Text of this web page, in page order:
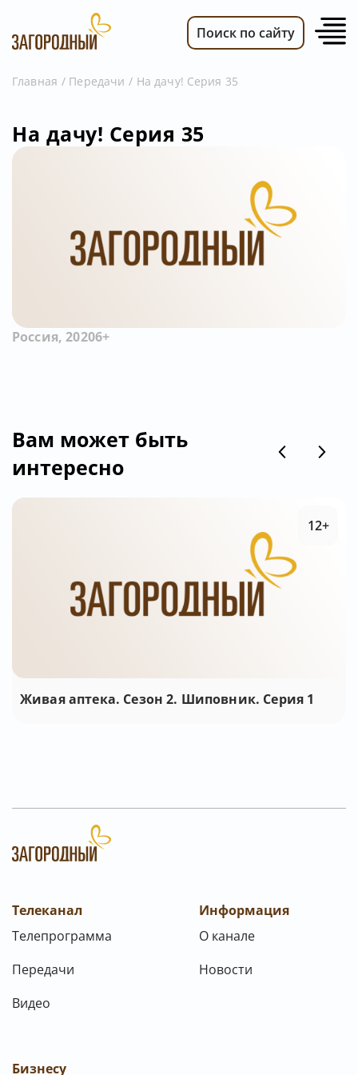
ТЕЛЕПРОГРАММА
РЕКЛАМОДАТЕЛЯМ
Поиск по сайту
Главная Передачи На дачу! Серия 35
На дачу! Серия 35
Россия, 20206+
Вам может быть
интересно
Живая аптека. Сезон 2. Шиповник. Серия 1
12+
Телеканал
Телепрограмма
Передачи
Видео
Информация
О канале
Новости
Бизнесу